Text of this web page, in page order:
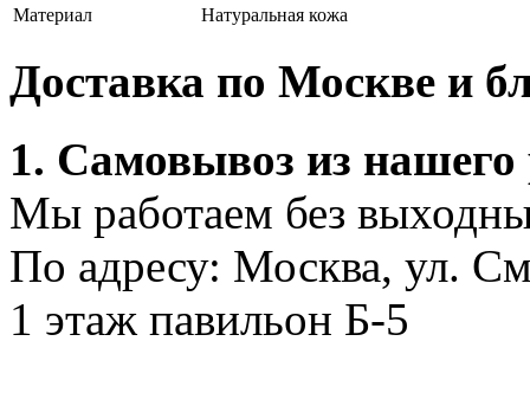
Материал
Натуральная кожа
Доставка по Москве и
1. Самовывоз из нашего
Мы работаем без
По адресу: Москва, ул.
1 этаж павильон Б-5